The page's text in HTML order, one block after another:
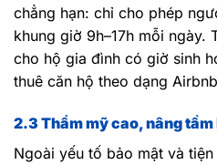
chẳng hạn: chỉ cho phép
khung giờ 9h–17h mỗi ngày.
cho hộ gia đình có giờ sinh
thuê căn hộ theo dạng
2.3 Thẩm mỹ cao, nâng
Ngoài yếu tố bảo mật và tiện